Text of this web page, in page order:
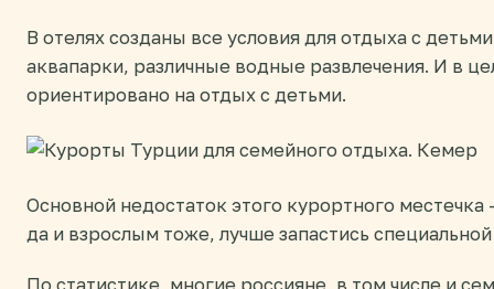
В отелях созданы все условия для отдыха с
аквапарки, различные водные развлечения. И в
ориентировано на отдых с детьми.
Основной недостаток этого курортного
да и взрослым тоже, лучше запастись